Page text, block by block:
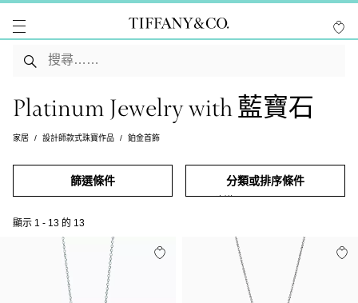
Platinum Jewelry with 藍寶石
家居 設計師款式珠寶作品 鉑金首飾
篩選條件 分類或排序條件
顯示 1 - 13 的 13